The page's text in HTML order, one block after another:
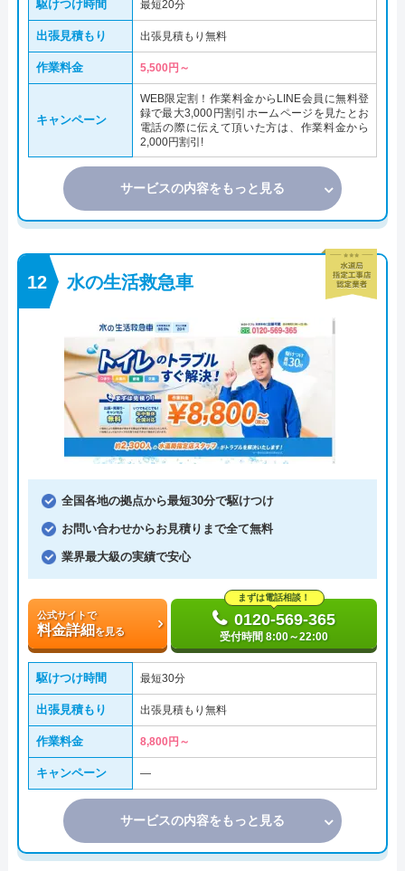
駆けつけ時間 最短20分
出張見積もり 出張見積もり無料
作業料金 5,500円～
キャンペーン
WEB限定割！作業料金からLINE会員に無料登
録で最大3,000円割引ホームページを見たとお
電話の際に伝えて頂いた方は、作業料金から
2,000円割引!
サービスの内容をもっと見る
水の生活救急車
全国各地の拠点から最短30分で駆けつけ
お問い合わせからお見積りまで全て無料
業界最大級の実績で安心
公式サイトで
料金詳細を見る
まずは電話相談！
0120-569-365
受付時間 8:00～22:00
駆けつけ時間 最短30分
出張見積もり 出張見積もり無料
作業料金 8,800円～
キャンペーン ―
サービスの内容をもっと見る